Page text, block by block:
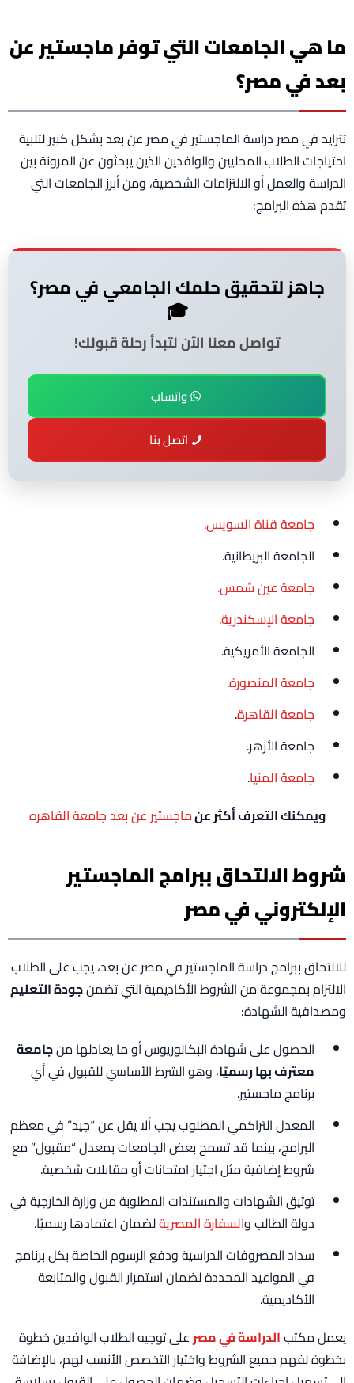
ما هي الجامعات التي توفر ماجستير عن
بعد في مصر؟
تتزايد في مصر دراسة الماجستير في مصر عن بعد بشكل كبير لتلبية
احتياجات الطلاب المحليين والوافدين الذين يبحثون عن المرونة بين
الدراسة والعمل أو الالتزامات الشخصية، ومن أبرز الجامعات التي
تقدم هذه البرامج:
جاهز لتحقيق حلمك الجامعي في مصر؟
🎓
تواصل معنا الآن لتبدأ رحلة قبولك!
واتساب
اتصل بنا
جامعة قناة السويس.
الجامعة البريطانية.
جامعة عين شمس.
جامعة الإسكندرية.
الجامعة الأمريكية.
جامعة المنصورة.
جامعة القاهرة.
جامعة الأزهر.
جامعة المنيا.
ويمكنك التعرف أكثر عنماجستير عن بعد جامعة القاهره
شروط الالتحاق ببرامج الماجستير
الإلكتروني في مصر
للالتحاق ببرامج دراسة الماجستير في مصر عن بعد، يجب على الطلاب
الالتزام بمجموعة من الشروط الأكاديمية التي تضمنجودة التعليم
ومصداقية الشهادة:
الحصول على شهادة البكالوريوس أو ما يعادلها منجامعة
معترف بها رسميًا، وهو الشرط الأساسي للقبول في أي
برنامج ماجستير.
المعدل التراكمي المطلوب يجب ألا يقل عن “جيد” في معظم
البرامج، بينما قد تسمح بعض الجامعات بمعدل “مقبول” مع
شروط إضافية مثل اجتياز امتحانات أو مقابلات شخصية.
توثيق الشهادات والمستندات المطلوبة من وزارة الخارجية في
دولة الطالب والسفارة المصريةلضمان اعتمادها رسميًا.
سداد المصروفات الدراسية ودفع الرسوم الخاصة بكل برنامج
في المواعيد المحددة لضمان استمرار القبول والمتابعة
الأكاديمية.
يعمل مكتبالدراسة في مصر على توجيه الطلاب الوافدين خطوة
بخطوة لفهم جميع الشروط واختيار التخصص الأنسب لهم، بالإضافة